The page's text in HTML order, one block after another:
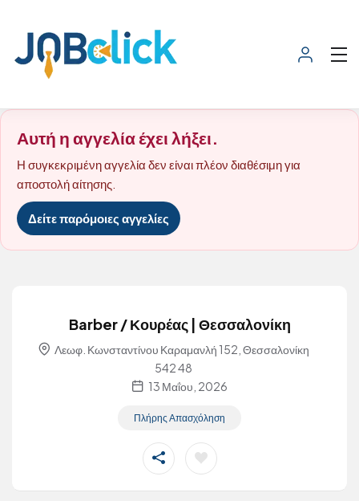
Αυτή η αγγελία έχει λήξει.
Η συγκεκριμένη αγγελία δεν είναι πλέον διαθέσιμη για
αποστολή αίτησης.
Δείτε παρόμοιες αγγελίες
Barber / Κουρέας | Θεσσαλονίκη
Λεωφ. Κωνσταντίνου Καραμανλή 152, Θεσσαλονίκη
542 48
13 Μαΐου, 2026
Πλήρης Απασχόληση